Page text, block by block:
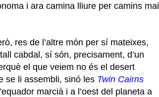
i ara camina lliure per camins mai
res de l’altre món per sí mateixes,
cabdal, sí són, precisament, d’un
el que veiem no és el desert
se li assembli, sinó les Twin Cairns
marcià i a l’oest del planeta a